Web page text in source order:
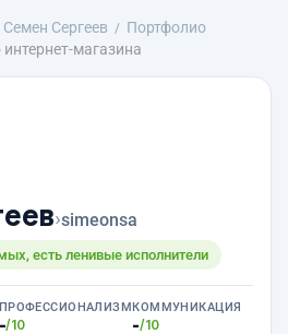
Семен Сергеев
Портфолио
магазина
›simeonsa
есть ленивые исполнители
ПРОФЕССИОНАЛИЗМ
-/10
КОММУНИКАЦИЯ
-/10